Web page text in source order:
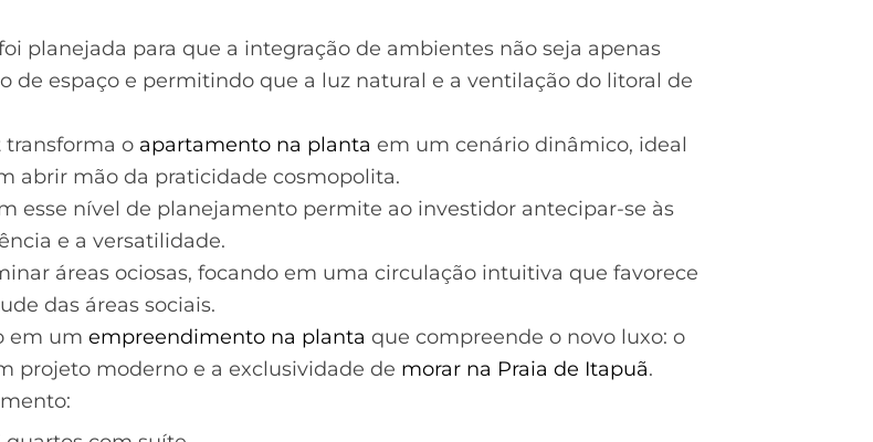
planejada para que a integração de ambientes não seja apenas
de espaço e permitindo que a luz natural e a ventilação do litoral de
transforma o apartamento na planta em um cenário dinâmico, ideal
abrir mão da praticidade cosmopolita.
esse nível de planejamento permite ao investidor antecipar-se às
e a versatilidade.
áreas ociosas, focando em uma circulação intuitiva que favorece
das áreas sociais.
em umempreendimento na planta que compreende o novo luxo: o
projeto moderno e a exclusividade de morar na Praia de Itapuã.